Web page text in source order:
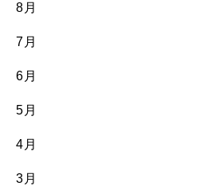
8月
7月
6月
5月
4月
3月